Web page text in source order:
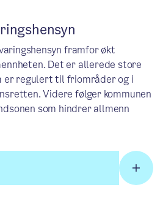
framfor økt
Det er allerede store
er regulert til friområder og i
Videre følger kommunen
som hindrer allmenn